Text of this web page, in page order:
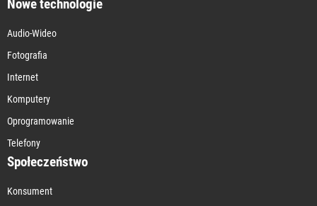
Nowe technologie
Audio-Wideo
Fotografia
Internet
Komputery
Oprogramowanie
Telefony
Społeczeństwo
Konsument